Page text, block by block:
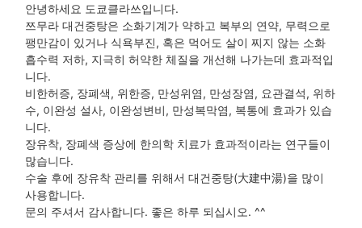
안녕하세요 도쿄클라쓰입니다.
쯔무라 대건중탕은 소화기계가 약하고 복부의 연약, 무력으로
팽만감이 있거나 식욕부진, 혹은 먹어도 살이 찌지 않는 소화
흡수력 저하, 지극히 허약한 체질을 개선해 나가는데 효과적입
니다.
비한허증, 장폐색, 위한증, 만성위염, 만성장염, 요관결석, 위하
수, 이완성 설사, 이완성변비, 만성복막염, 복통에 효과가 있습
니다.
장유착, 장폐색 증상에 한의학 치료가 효과적이라는 연구들이
많습니다.
수술 후에 장유착 관리를 위해서 대건중탕(大建中湯)을 많이
사용합니다.
문의 주셔서 감사합니다. 좋은 하루 되십시오. ^^